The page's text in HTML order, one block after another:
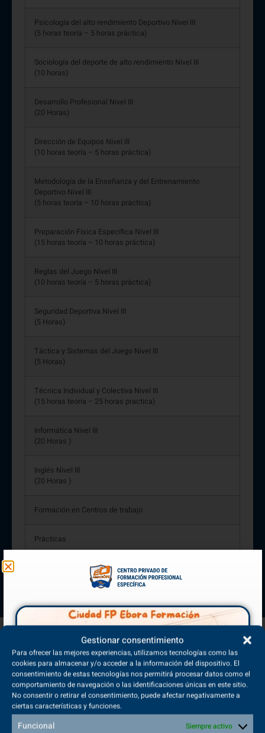
Gestionar consentimiento
Para ofrecer las mejores experiencias, utilizamos tecnologías como las
cookies para almacenar y/o acceder a la información del dispositivo. El
consentimiento de estas tecnologías nos permitirá procesar datos como el
comportamiento de navegación o las identificaciones únicas en este sitio.
No consentir o retirar el consentimiento, puede afectar negativamente a
ciertas características y funciones.
Funcional Siempre activo
Psicología del alto rendimiento Deportivo Nivel III
(5 horas teoría – 5 horas práctica)
Sociología del deporte de alto rendimiento Nivel III
(10 horas)
Desarrollo Profesional Nivel III
(20 Horas)
Dirección de Equipos Nivel III
(10 horas teoría – 5 horas práctica)
Metodología de la Enseñanza y del Entrenamiento
Deportivo Nivel III
(5 horas teoría – 10 horas práctica)
Preparación Física Específica Nivel III
(15 horas teoría – 10 horas práctica)
Reglas del Juego Nivel III
(10 horas teoría – 5 horas práctica)
Seguridad Deportiva Nivel III
(5 Horas)
Táctica y Sistemas del Juego Nivel III
(5 Horas)
Técnica Individual y Colectiva Nivel III
(15 horas teoría – 25 horas practica)
Informática Nivel III
(20 Horas )
Inglés Nivel III
(20 Horas )
Formación en Centros de trabajo
Prácticas
Técnico Deportivo Superior